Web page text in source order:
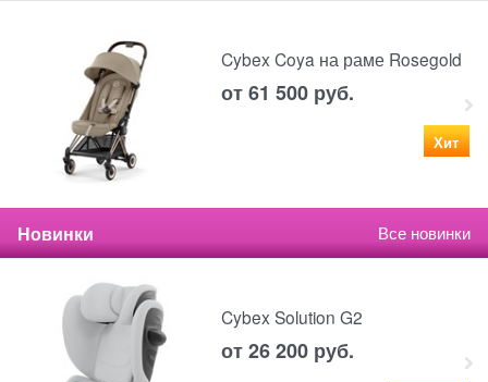
Cybex Coya на раме Rosegold
от61 500 руб.
Хит
Новинки Все новинки
Cybex Solution G2
от26 200 руб.